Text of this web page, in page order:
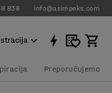
838 info@asimpeks.com
Preporučujemo